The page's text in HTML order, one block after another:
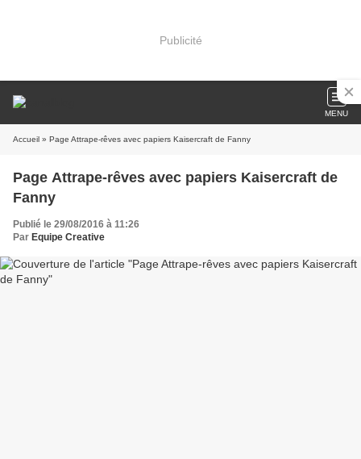
Publicité
MENU
Accueil » Page Attrape-rêves avec papiers Kaisercraft de Fanny
Page Attrape-rêves avec papiers Kaisercraft de
Fanny
Publié le 29/08/2016 à 11:26
Par Equipe Creative